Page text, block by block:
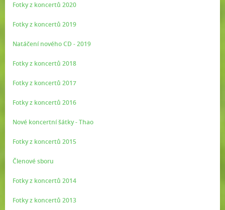
Fotky z koncertů 2020
Fotky z koncertů 2019
Natáčení nového CD - 2019
Fotky z koncertů 2018
Fotky z koncertů 2017
Fotky z koncertů 2016
Nové koncertní šátky - Thao
Fotky z koncertů 2015
Členové sboru
Fotky z koncertů 2014
Fotky z koncertů 2013